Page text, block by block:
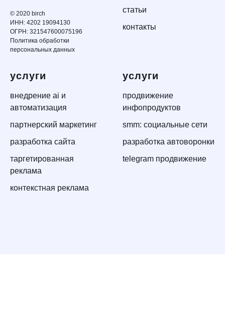
© 2020 birch
ИНН: 4202 19094130
ОГРН: 321547600075196
Политика обработки
персональных данных
статьи
контакты
услуги
внедрение ai и
автоматизация
партнерский маркетинг
разработка сайта
таргетированная
реклама
контекстная реклама
услуги
продвижение
инфопродуктов
smm: социальные сети
разработка автоворонки
telegram продвижение